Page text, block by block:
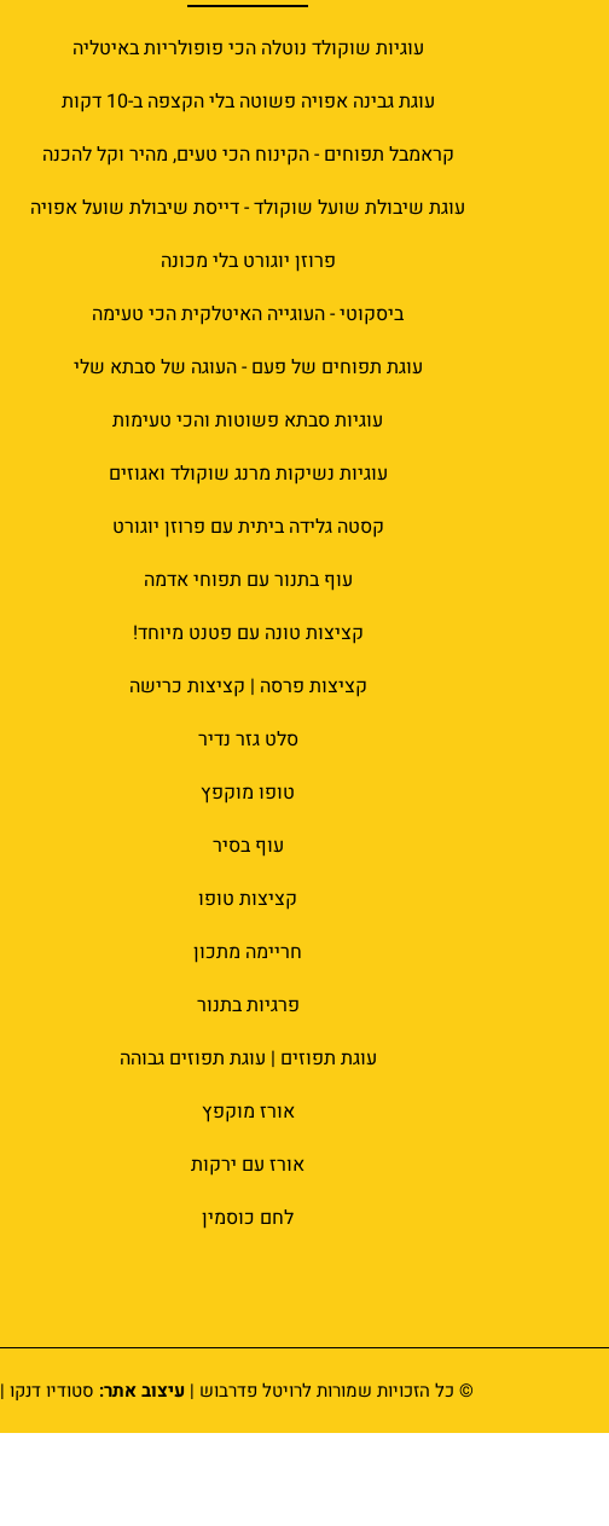
עוגיות שוקולד נוטלה הכי פופולריות באיטליה
עוגת גבינה אפויה פשוטה בלי הקצפה ב-10 דקות
קראמבל תפוחים - הקינוח הכי טעים, מהיר וקל להכנה
עוגת שיבולת שועל שוקולד - דייסת שיבולת שועל אפויה
פרוזן יוגורט בלי מכונה
ביסקוטי - העוגייה האיטלקית הכי טעימה
עוגת תפוחים של פעם - העוגה של סבתא שלי
עוגיות סבתא פשוטות והכי טעימות
עוגיות נשיקות מרנג שוקולד ואגוזים
קסטה גלידה ביתית עם פרוזן יוגורט
עוף בתנור עם תפוחי אדמה
קציצות טונה עם פטנט מיוחד!
קציצות פרסה | קציצות כרישה
סלט גזר נדיר
טופו מוקפץ
עוף בסיר
קציצות טופו
חריימה מתכון
פרגיות בתנור
עוגת תפוזים | עוגת תפוזים גבוהה
אורז מוקפץ
אורז עם ירקות
לחם כוסמין
© כל הזכויות שמורות לרויטל פדרבוש | עיצוב אתר: סטודיו דנקו |